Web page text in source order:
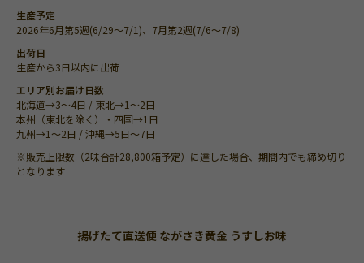
生産予定
2026年6月第5週(6/29～7/1)、7月第2週(7/6～7/8)
出荷日
生産から3日以内に出荷
エリア別お届け日数
北海道→3～4日 / 東北→1～2日
本州（東北を除く）・四国→1日
九州→1～2日 / 沖縄→5日～7日
※販売上限数（2味合計28,800箱予定）に達した場合、期間内でも締め切り
となります
揚げたて直送便 ながさき黄金 うすしお味